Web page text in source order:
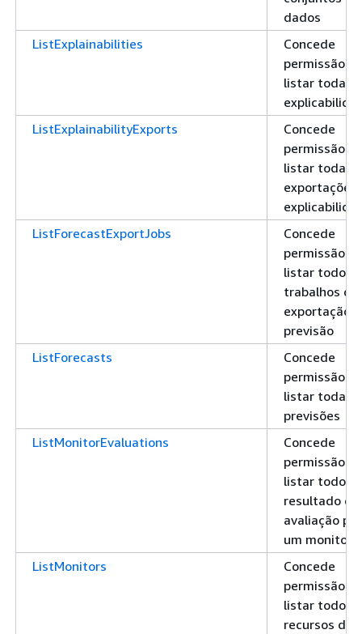
dados
ListExplainabilities
Concede
permissão
listar todas
ListExplainabilityExports
Concede
permissão
listar todas
exportações
ListForecastExportJobs
Concede
permissão
listar todos
trabalhos de
exportação
previsão
ListForecasts
Concede
permissão
listar todas
previsões
ListMonitorEvaluations
Concede
permissão
listar todo o
resultado de
avaliação
um monitor
ListMonitors
Concede
permissão
listar todos
recursos de